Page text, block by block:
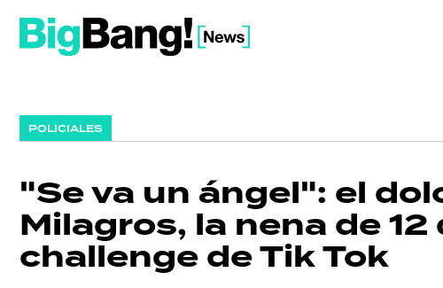
POLICIALES
"Se va un ángel": el
Milagros, la nena de
challenge de Tik Tok